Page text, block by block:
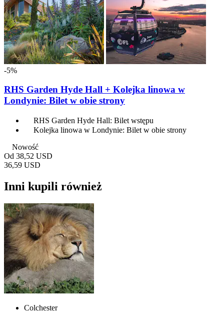
-5%
RHS Garden Hyde Hall + Kolejka linowa w
Londynie: Bilet w obie strony
RHS Garden Hyde Hall: Bilet wstępu
Kolejka linowa w Londynie: Bilet w obie strony
Nowość
Od 38,52 USD
36,59 USD
Inni kupili również
Colchester